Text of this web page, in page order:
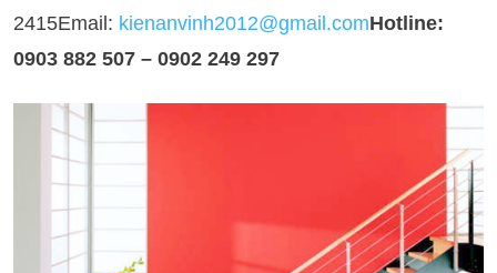
2415Email: kienanvinh2012@gmail.comHotline:
0903 882 507 – 0902 249 297